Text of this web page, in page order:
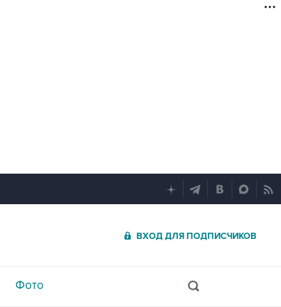
ВХОД ДЛЯ ПОДПИСЧИКОВ
Фото